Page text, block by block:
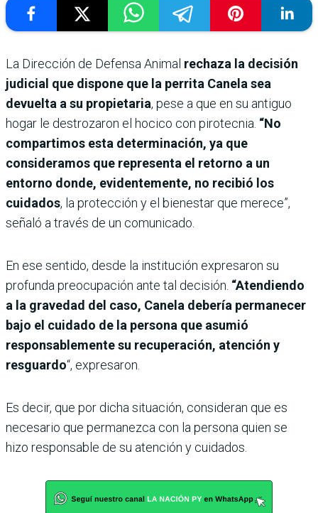
La Dirección de Defensa Animal rechaza la decisión
judicial que dispone que la perrita Canela sea
devuelta a su propietaria, pese a que en su antiguo
hogar le destrozaron el hocico con pirotecnia. “No
compartimos esta determinación, ya que
consideramos que representa el retorno a un
entorno donde, evidentemente, no recibió los
cuidados, la protección y el bienestar que merece”,
señaló a través de un comunicado.
En ese sentido, desde la institución expresaron su
profunda preocupación ante tal decisión. “Atendiendo
a la gravedad del caso, Canela debería permanecer
bajo el cuidado de la persona que asumió
responsablemente su recuperación, atención y
resguardo“, expresaron.
Es decir, que por dicha situación, consideran que es
necesario que permanezca con la persona quien se
hizo responsable de su atención y cuidados.